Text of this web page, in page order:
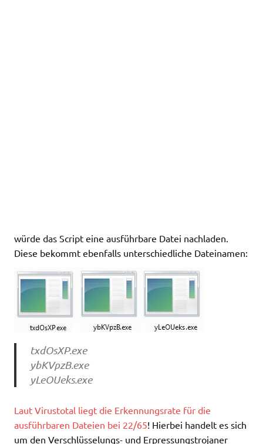
würde das Script eine ausführbare Datei nachladen.
Diese bekommt ebenfalls unterschiedliche Dateinamen:
txdOsXP.exe
ybKVpzB.exe
yLeOUeks.exe
Laut Virustotal liegt die Erkennungsrate für die
ausführbaren Dateien bei 22/65! Hierbei handelt es sich
um den Verschlüsselungs- und Erpressungstrojaner